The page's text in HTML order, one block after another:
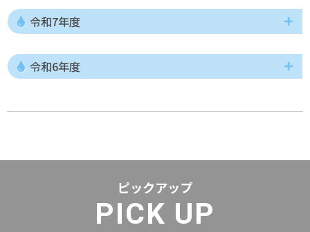
令和7年度
令和6年度
ピックアップ
PICK UP